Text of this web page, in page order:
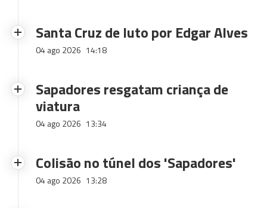
Santa Cruz de luto por Edgar Alves
04 ago 2026 14:18
Sapadores resgatam criança de
viatura
04 ago 2026 13:34
Colisão no túnel dos 'Sapadores'
04 ago 2026 13:28